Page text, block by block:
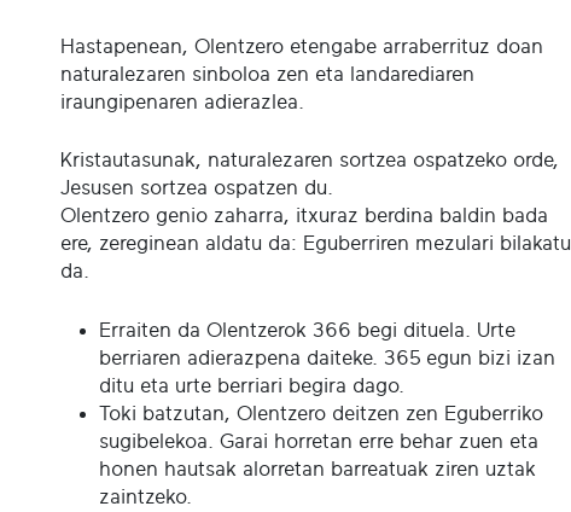
Hastapenean, Olentzero etengabe arraberrituz doan
naturalezaren sinboloa zen eta landarediaren
iraungipenaren adierazlea.
Kristautasunak, naturalezaren sortzea ospatzeko orde,
Jesusen sortzea ospatzen du.
Olentzero genio zaharra, itxuraz berdina baldin bada
ere, zereginean aldatu da: Eguberriren mezulari bilakatu
da.
Erraiten da Olentzerok 366 begi dituela. Urte
berriaren adierazpena daiteke. 365 egun bizi izan
ditu eta urte berriari begira dago.
Toki batzutan, Olentzero deitzen zen Eguberriko
sugibelekoa. Garai horretan erre behar zuen eta
honen hautsak alorretan barreatuak ziren uztak
zaintzeko.